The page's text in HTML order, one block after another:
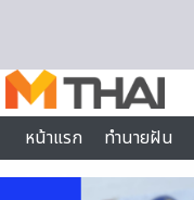
หน้าแรก
ทำนายฝัน
ไลฟ์สไตล์